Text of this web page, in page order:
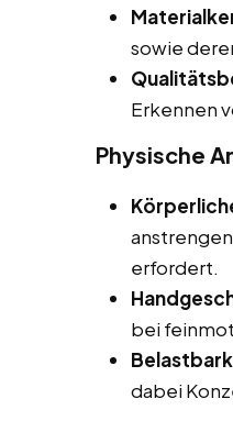
sowie
Erkennen
Physische
erfordert.
bei
dabei